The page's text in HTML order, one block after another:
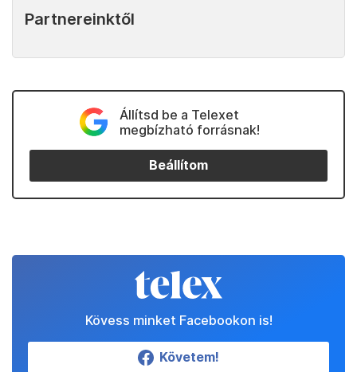
Partnereinktől
Állítsd be a Telexet
megbízható forrásnak!
Beállítom
Kövess minket Facebookon is!
Követem!